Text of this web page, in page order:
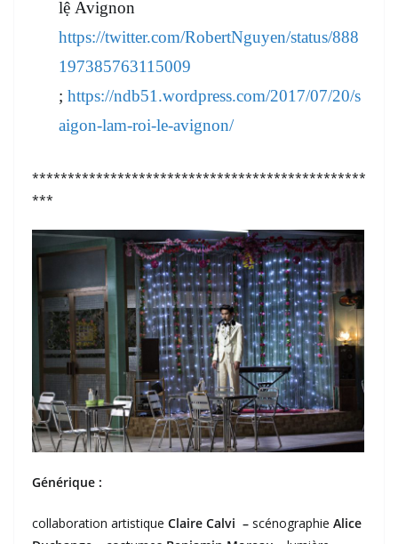
lệ Avignon
https://twitter.com/RobertNguyen/status/888
197385763115009
; https://ndb51.wordpress.com/2017/07/20/s
aigon-lam-roi-le-avignon/
***********************************************
***
Générique :
collaboration artistique Claire Calvi – scénographie Alice